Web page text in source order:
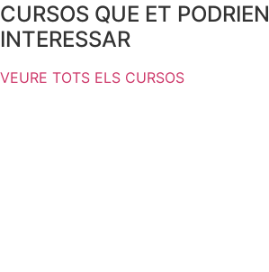
CURSOS QUE ET PODRIEN
INTERESSAR
VEURE TOTS ELS CURSOS